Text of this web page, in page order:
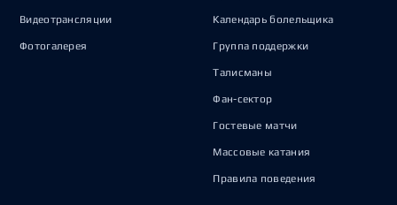
Видеотрансляции
Фотогалерея
Календарь болельщика
Группа поддержки
Талисманы
Фан-сектор
Гостевые матчи
Массовые катания
Правила поведения